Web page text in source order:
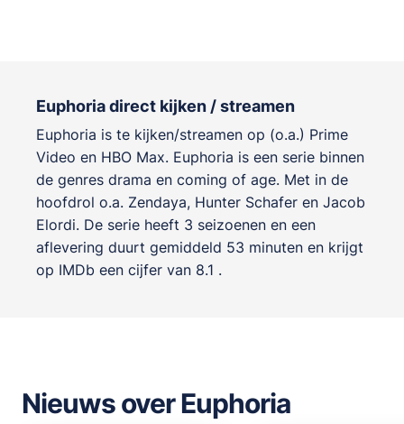
Euphoria direct kijken / streamen
Euphoria is te kijken/streamen op (o.a.) Prime
Video en HBO Max. Euphoria is een serie binnen
de genres drama en coming of age. Met in de
hoofdrol o.a. Zendaya, Hunter Schafer en Jacob
Elordi. De serie heeft 3 seizoenen en een
aflevering duurt gemiddeld 53 minuten en krijgt
op IMDb een cijfer van 8.1 .
Nieuws over Euphoria